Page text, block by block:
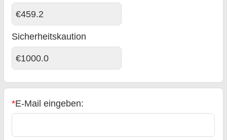
€459.2
Sicherheitskaution
€1000.0
*E-Mail eingeben: